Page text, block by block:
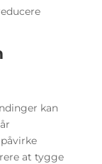
kan
at tygge